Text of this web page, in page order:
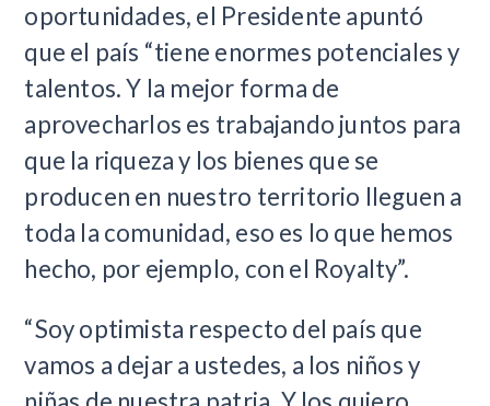
oportunidades, el Presidente apuntó
que el país “tiene enormes potenciales y
talentos. Y la mejor forma de
aprovecharlos es trabajando juntos para
que la riqueza y los bienes que se
producen en nuestro territorio lleguen a
toda la comunidad, eso es lo que hemos
hecho, por ejemplo, con el Royalty”.
“Soy optimista respecto del país que
vamos a dejar a ustedes, a los niños y